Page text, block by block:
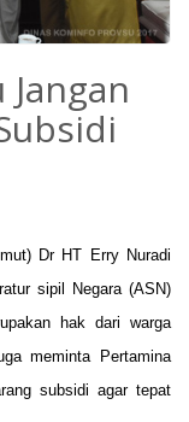
Dr HT Erry Nuradi
sipil Negara (ASN)
hak dari warga
meminta Pertamina
subsidi agar tepat